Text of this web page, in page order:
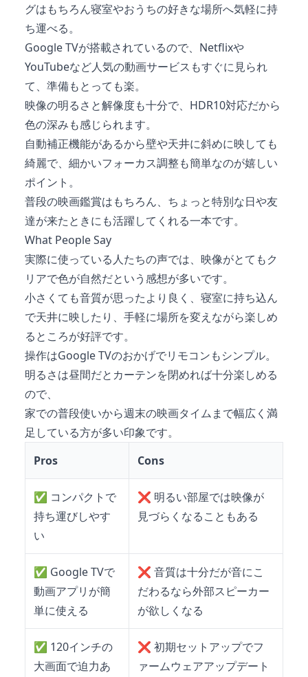
グはもちろん寝室やおうちの好きな場所へ気軽に持
ち運べる。
Google TVが搭載されているので、Netflixや
YouTubeなど人気の動画サービスもすぐに見られ
て、準備もとっても楽。
映像の明るさと解像度も十分で、HDR10対応だから
色の深みも感じられます。
自動補正機能があるから壁や天井に斜めに映しても
綺麗で、細かいフォーカス調整も簡単なのが嬉しい
ポイント。
普段の映画鑑賞はもちろん、ちょっと特別な日や友
達が来たときにも活躍してくれる一本です。
What People Say
実際に使っている人たちの声では、映像がとてもク
リアで色が自然だという感想が多いです。
小さくても音質が思ったより良く、寝室に持ち込ん
で天井に映したり、手軽に場所を変えながら楽しめ
るところが好評です。
操作はGoogle TVのおかげでリモコンもシンプル。
明るさは昼間だとカーテンを閉めれば十分楽しめる
ので、
家での普段使いから週末の映画タイムまで幅広く満
足している方が多い印象です。
Pros
Cons
✅ コンパクトで
持ち運びしやす
い
❌ 明るい部屋では映像が
見づらくなることもある
✅ Google TVで
動画アプリが簡
単に使える
❌ 音質は十分だが音にこ
だわるなら外部スピーカー
が欲しくなる
✅ 120インチの
大画面で迫力あ
❌ 初期セットアップでフ
ァームウェアアップデート